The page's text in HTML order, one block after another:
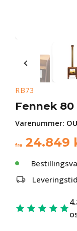
RB73
Fennek
Varenummer:
fra 24.849